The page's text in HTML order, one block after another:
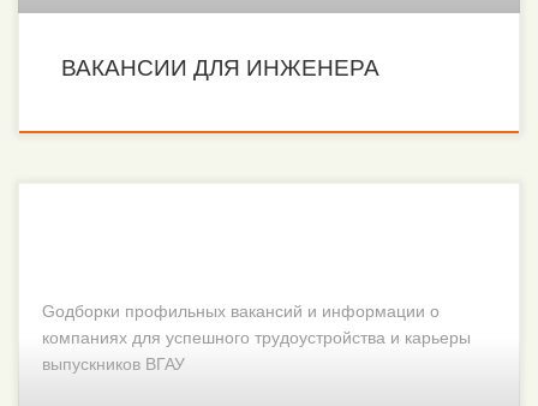
ВАКАНСИИ ДЛЯ ИНЖЕНЕРА
Gодборки профильных вакансий и информации о
компаниях для успешного трудоустройства и карьеры
выпускников ВГАУ